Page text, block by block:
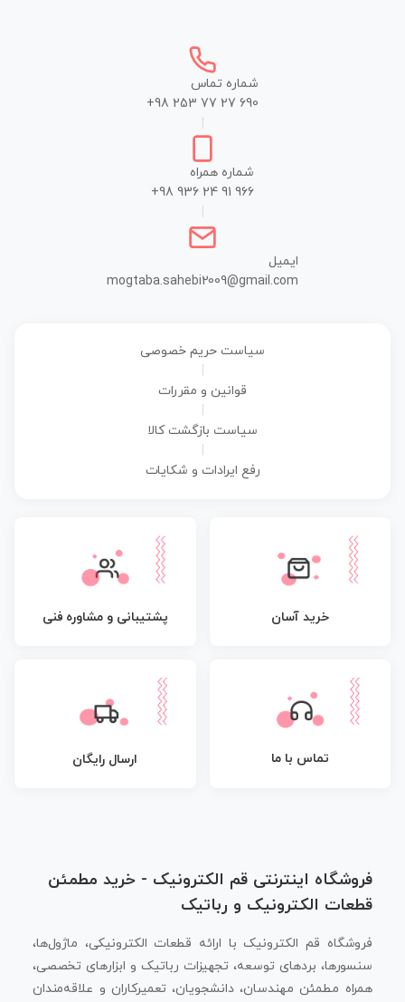
شماره تماس
+98 253 77 27 690
شماره همراه
+98 936 24 91 966
ایمیل
mogtaba.sahebi2009@gmail.com
سیاست حریم خصوصی
قوانین و مقررات
سیاست بازگشت کالا
رفع ایرادات و شکایات
خرید آسان پشتیبانی و مشاوره فنی
تماس با ما ارسال رایگان
فروشگاه اینترنتی قم الکترونیک - خرید مطمئن
قطعات الکترونیک و رباتیک
فروشگاه قم الکترونیک با ارائه قطعات الکترونیکی، ماژول‌ها،
سنسورها، بردهای توسعه، تجهیزات رباتیک و ابزارهای تخصصی،
همراه مطمئن مهندسان، دانشجویان، تعمیرکاران و علاقه‌مندان